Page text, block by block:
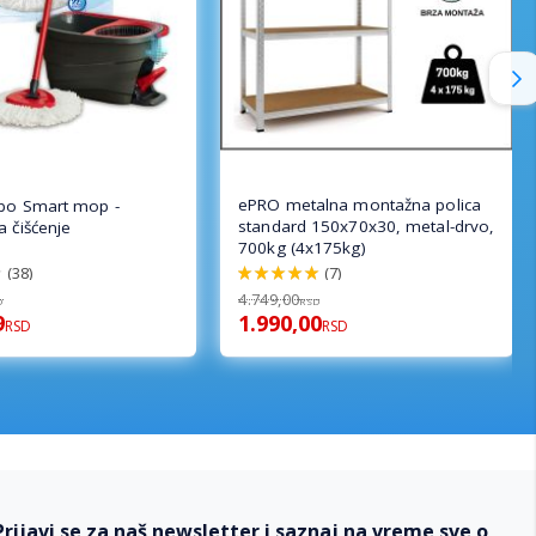
Smart mop -
čišćenje
(38)
RSD
ePRO metalna montažna polica
standard 150x70x30, metal-drvo,
700kg (4x175kg)
100%
(7)
4.749,00RSD
1.990,00RSD